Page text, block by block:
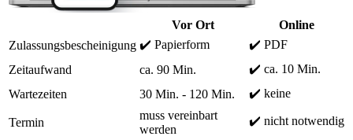
Vor Ort
Online
Zulassungsbescheinigung ✔️ Papierform
✔️ PDF
Zeitaufwand
ca. 90 Min.
✔️ ca. 10 Min.
Wartezeiten
30 Min. - 120 Min. ✔️ keine
Termin
muss vereinbart
werden
✔️ nicht notwendig